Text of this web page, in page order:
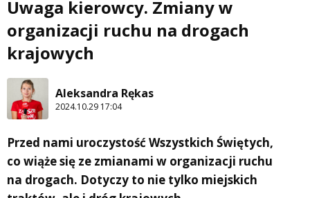
Uwaga kierowcy. Zmiany w
organizacji ruchu na drogach
krajowych
Aleksandra Rękas
2024.10.29 17:04
Przed nami uroczystość Wszystkich Świętych,
co wiąże się ze zmianami w organizacji ruchu
na drogach. Dotyczy to nie tylko miejskich